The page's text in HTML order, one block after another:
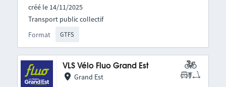
créé le 14/11/2025
Format GTFS
Transport public collectif
VLS Vélo Fluo Grand Est
Grand Est